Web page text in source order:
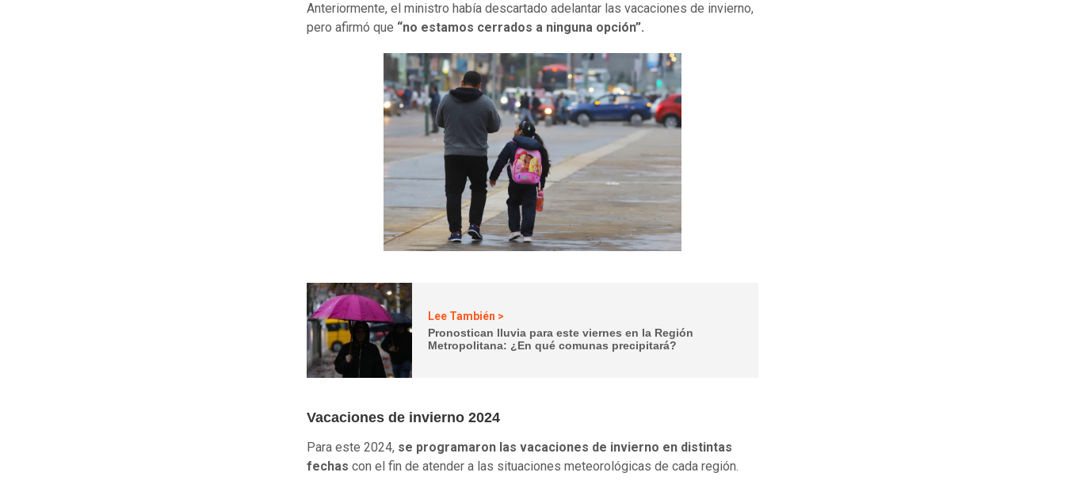
Anteriormente, el ministro había descartado adelantar las vacaciones de invierno,
pero afirmó que “no estamos cerrados a ninguna opción”.
Lee También >
Pronostican lluvia para este viernes en la Región
Metropolitana: ¿En qué comunas precipitará?
Vacaciones de invierno 2024
Para este 2024, se programaron las vacaciones de invierno en distintas
fechas con el fin de atender a las situaciones meteorológicas de cada región.